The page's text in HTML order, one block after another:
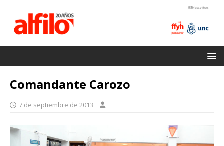
Comandante Carozo
7 de septiembre de 2013